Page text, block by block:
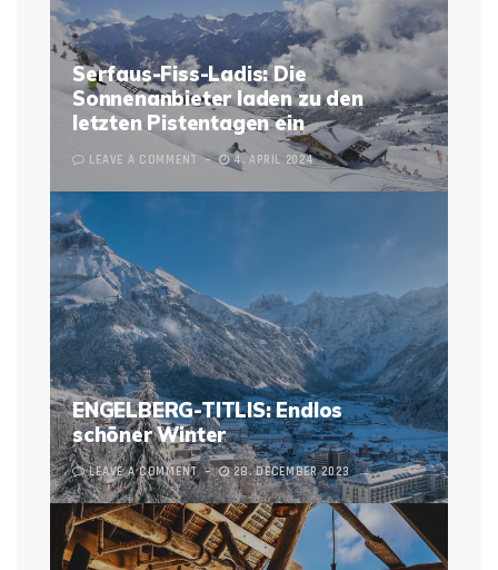
Serfaus-Fiss-Ladis: Die
Sonnenanbieter laden zu den
letzten Pistentagen ein
LEAVE A COMMENT 4. APRIL 2024
ENGELBERG-TITLIS: Endlos
schöner Winter
LEAVE A COMMENT 28. DECEMBER 2023